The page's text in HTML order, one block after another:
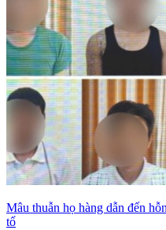
Mâu thuẫn họ hàng dẫn đến
tố